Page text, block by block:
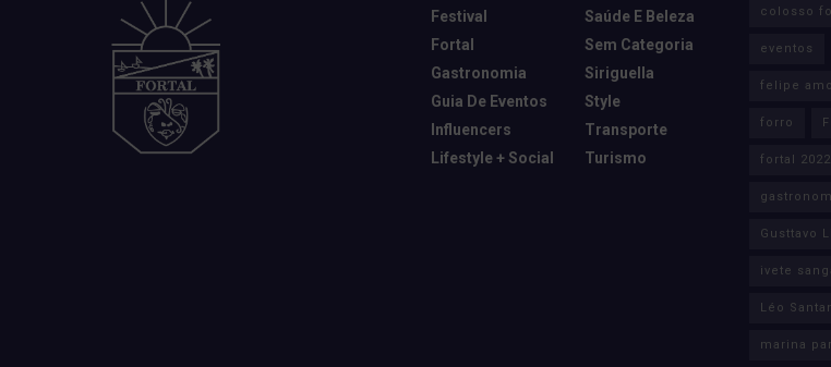
Festival
Fortal
Gastronomia
Guia De Eventos
Influencers
Lifestyle + Social
Saúde E Beleza
Sem Categoria
Siriguella
Style
Transporte
Turismo
colosso
eventos
felipe
forro
fortal 2022
Gusttavo
ivete
Léo
marina